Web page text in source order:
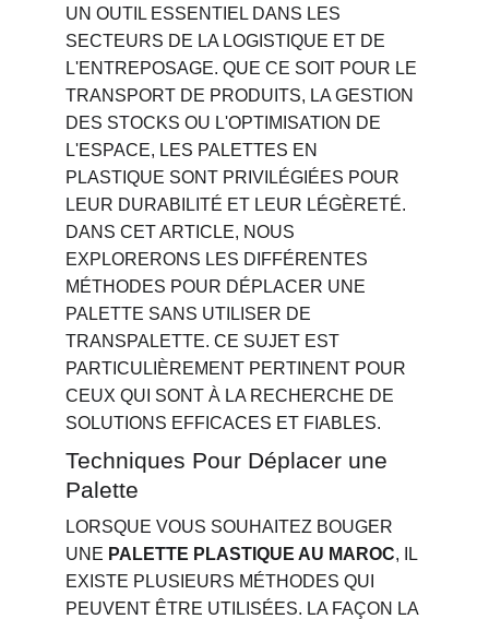
UN OUTIL ESSENTIEL DANS LES
SECTEURS DE LA LOGISTIQUE ET DE
L'ENTREPOSAGE. QUE CE SOIT POUR LE
TRANSPORT DE PRODUITS, LA GESTION
DES STOCKS OU L'OPTIMISATION DE
L'ESPACE, LES PALETTES EN
PLASTIQUE SONT PRIVILÉGIÉES POUR
LEUR DURABILITÉ ET LEUR LÉGÈRETÉ.
DANS CET ARTICLE, NOUS
EXPLORERONS LES DIFFÉRENTES
MÉTHODES POUR DÉPLACER UNE
PALETTE SANS UTILISER DE
TRANSPALETTE. CE SUJET EST
PARTICULIÈREMENT PERTINENT POUR
CEUX QUI SONT À LA RECHERCHE DE
SOLUTIONS EFFICACES ET FIABLES.
Techniques Pour Déplacer une
Palette
LORSQUE VOUS SOUHAITEZ BOUGER
UNE PALETTE PLASTIQUE AU MAROC, IL
EXISTE PLUSIEURS MÉTHODES QUI
PEUVENT ÊTRE UTILISÉES. LA FAÇON LA